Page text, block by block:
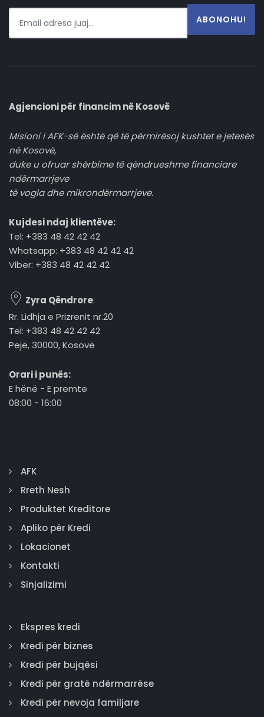
ABONOHU!
Agjencioni për financim në Kosovë
Misioni i AFK-së është që të përmirësoj kushtet e jetesës
në Kosovë,
duke u ofruar shërbime të qëndrueshme financiare
ndërmarrjeve
të vogla dhe mikrondërmarrjeve.
Kujdesi ndaj klientëve:
Tel: +383 48 42 42 42
Whatsapp: +383 48 42 42 42
Viber: +383 48 42 42 42
Zyra Qëndrore:
Rr. Lidhja e Prizrenit nr.20
Tel: +383 48 42 42 42
Pejë, 30000, Kosovë
Orari i punës:
E hënë - E premte
08:00 - 16:00
AFK
Rreth Nesh
Produktet Kreditore
Apliko për Kredi
Lokacionet
Kontakti
Sinjalizimi
Ekspres kredi
Kredi për biznes
Kredi për bujqësi
Kredi për gratë ndërmarrëse
Kredi për nevoja familjare